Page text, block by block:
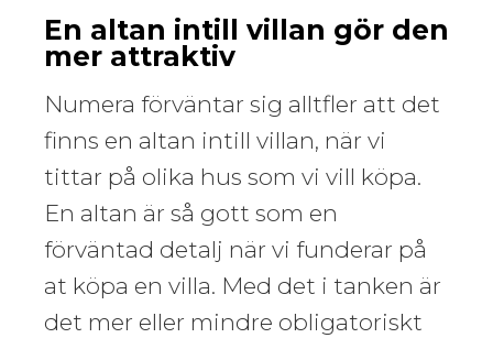
En altan intill villan gör den
mer attraktiv
Numera förväntar sig alltfler att det
finns en altan intill villan, när vi
tittar på olika hus som vi vill köpa.
En altan är så gott som en
förväntad detalj när vi funderar på
at köpa en villa. Med det i tanken är
det mer eller mindre obligatoriskt